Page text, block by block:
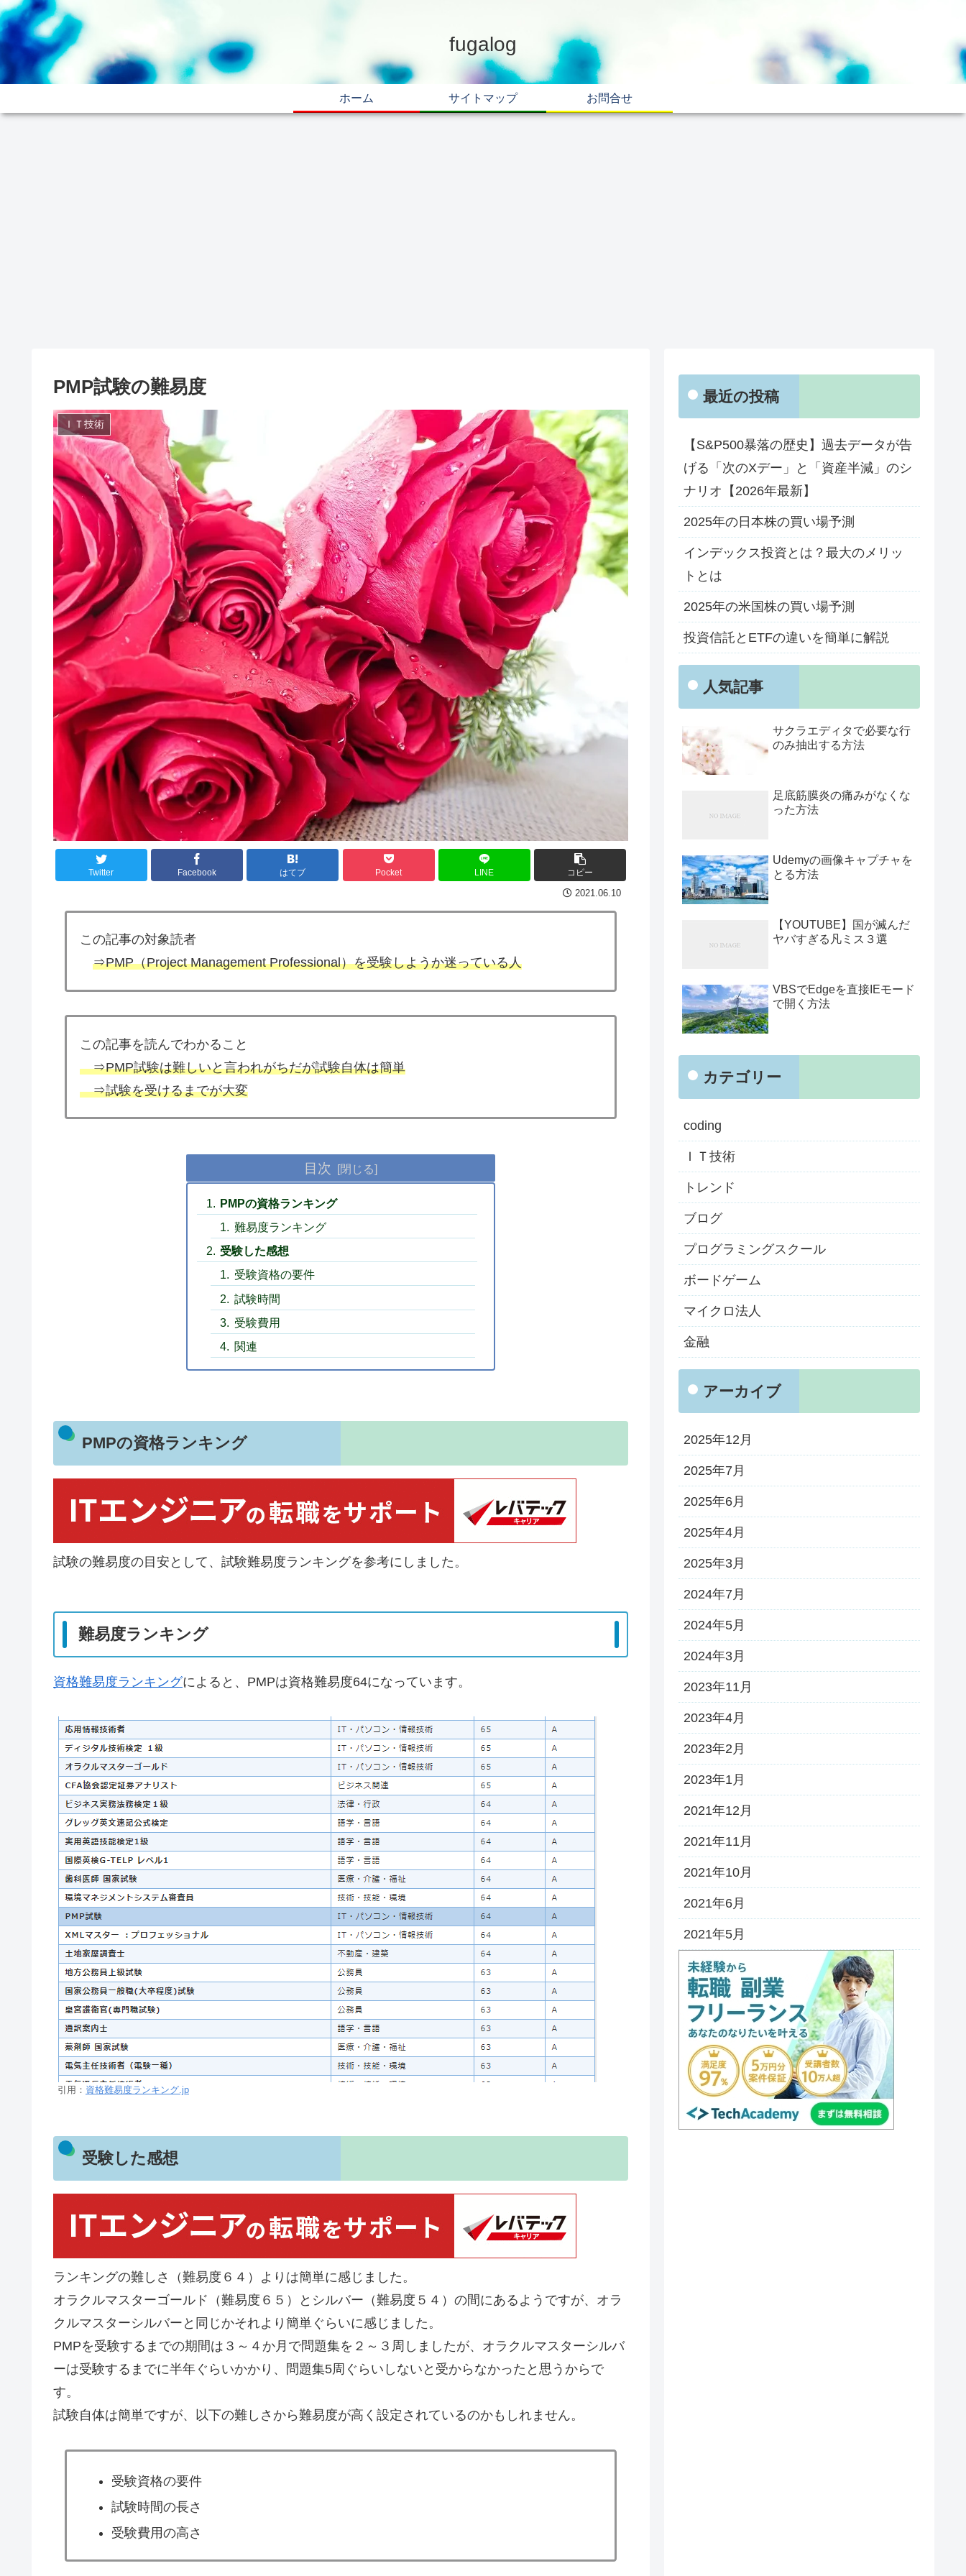
fugalog
ホーム サイトマップ お問合せ
PMP試験の難易度
ＩＴ技術
Twitter Facebook はてブ Pocket LINE コピー
2021.06.10
この記事の対象読者
⇒PMP（Project Management Professional）を受験しようか迷っている人
この記事を読んでわかること
⇒PMP試験は難しいと言われがちだが試験自体は簡単
⇒試験を受けるまでが大変
目次
PMPの資格ランキング
難易度ランキング
受験した感想
受験資格の要件
試験時間
受験費用
関連
PMPの資格ランキング
試験の難易度の目安として、試験難易度ランキングを参考にしました。
難易度ランキング
資格難易度ランキングによると、PMPは資格難易度64になっています。
引用： 資格難易度ランキング.jp
受験した感想
ランキングの難しさ（難易度６４）よりは簡単に感じました。
オラクルマスターゴールド（難易度６５）とシルバー（難易度５４）の間にあるようですが、オラ
クルマスターシルバーと同じかそれより簡単ぐらいに感じました。
PMPを受験するまでの期間は３～４か月で問題集を２～３周しましたが、オラクルマスターシルバ
ーは受験するまでに半年ぐらいかかり、問題集5周ぐらいしないと受からなかったと思うからで
す。
試験自体は簡単ですが、以下の難しさから難易度が高く設定されているのかもしれません。
受験資格の要件
試験時間の長さ
受験費用の高さ
最近の投稿
【S&P500暴落の歴史】過去データが告
げる「次のXデー」と「資産半減」のシ
ナリオ【2026年最新】
2025年の日本株の買い場予測
インデックス投資とは？最大のメリッ
トとは
2025年の米国株の買い場予測
投資信託とETFの違いを簡単に解説
人気記事
サクラエディタで必要な行
のみ抽出する方法
足底筋膜炎の痛みがなくな
った方法
Udemyの画像キャプチャを
とる方法
【YOUTUBE】国が滅んだ
ヤバすぎる凡ミス３選
VBSでEdgeを直接IEモード
で開く方法
カテゴリー
coding
ＩＴ技術
トレンド
ブログ
プログラミングスクール
ボードゲーム
マイクロ法人
金融
アーカイブ
2025年12月
2025年7月
2025年6月
2025年4月
2025年3月
2024年7月
2024年5月
2024年3月
2023年11月
2023年4月
2023年2月
2023年1月
2021年12月
2021年11月
2021年10月
2021年6月
2021年5月